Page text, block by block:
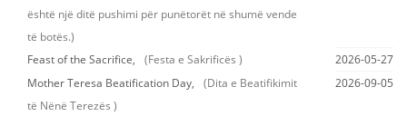
është një ditë pushimi për punëtorët në shumë vende
të botës.)
Feast of the Sacrifice, (Festa e Sakrificës )
2026-05-27
Mother Teresa Beatification Day,
(Dita e Beatifikimit
të Nënë Terezës )
2026-09-05